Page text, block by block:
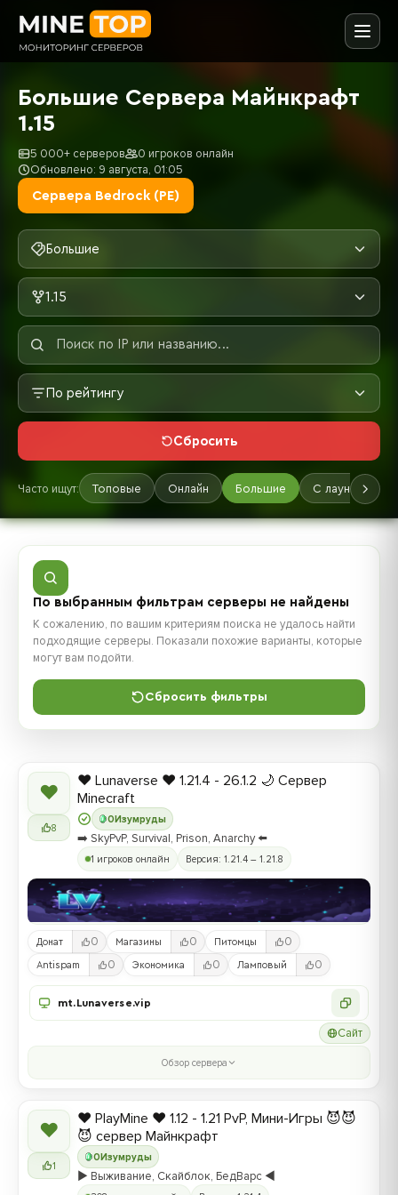
Большие Сервера Майнкрафт
1.15
5 000+ серверов
0 игроков онлайн
Обновлено: 9 августа, 01:05
Сервера Bedrock (PE)
Большие
1.15
По рейтингу
Сбросить
Часто ищут: Топовые Онлайн Большие С лаунчером
По выбранным фильтрам серверы не найдены
К сожалению, по вашим критериям поиска не удалось найти
подходящие серверы. Показали похожие варианты, которые
могут вам подойти.
Сбросить фильтры
❤
8
0Изумруды
❤️ Lunaverse ❤️ 1.21.4 - 26.1.2 🌙 Сервер
Minecraft
➡️ SkyPvP, Survival, Prison, Anarchy ⬅️
1 игроков онлайн Версия: 1.21.4 – 1.21.8
Донат 0 Магазины 0 Питомцы 0
Antispam 0 Экономика 0 Ламповый 0
mt.Lunaverse.vip
Сайт
Обзор сервера
❤
1
0Изумруды
❤️ PlayMine ❤️ 1.12 - 1.21 PvP, Мини-Игры 😈😈
😈 сервер Майнкрафт
▶️ Выживание, Скайблок, БедВарс ◀️